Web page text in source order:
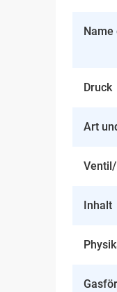
Name
Druck
Art
Inhalt